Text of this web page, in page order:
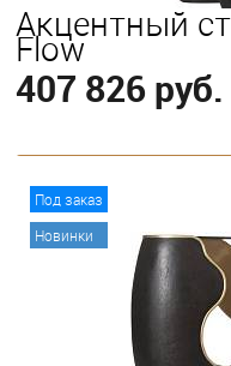
Акцентный
Flow
407 826 руб.
Под заказ
Новинки